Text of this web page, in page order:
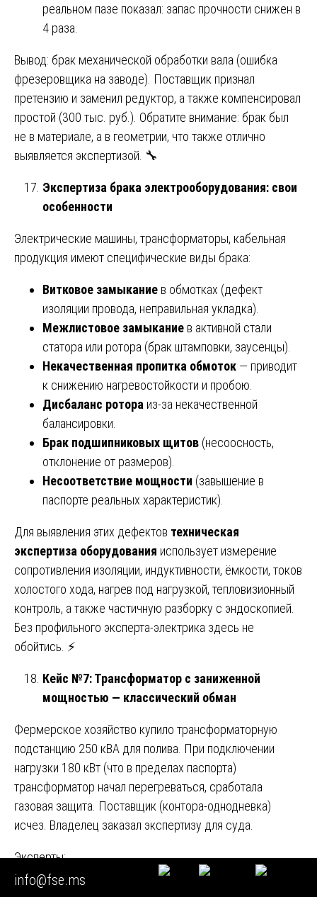
реальном пазе показал: запас прочности снижен в
4 раза.
Вывод: брак механической обработки вала (ошибка
фрезеровщика на заводе). Поставщик признал
претензию и заменил редуктор, а также компенсировал
простой (300 тыс. руб.). Обратите внимание: брак был
не в материале, а в геометрии, что также отлично
выявляется экспертизой. 🔧
Экспертиза брака электрооборудования: свои
особенности
Электрические машины, трансформаторы, кабельная
продукция имеют специфические виды брака:
Витковое замыкание в обмотках (дефект
изоляции провода, неправильная укладка).
Межлистовое замыкание в активной стали
статора или ротора (брак штамповки, заусенцы).
Некачественная пропитка обмоток — приводит
к снижению нагревостойкости и пробою.
Дисбаланс ротора из-за некачественной
балансировки.
Брак подшипниковых щитов (несоосность,
отклонение от размеров).
Несоответствие мощности (завышение в
паспорте реальных характеристик).
Для выявления этих дефектов техническая
экспертиза оборудования использует измерение
сопротивления изоляции, индуктивности, ёмкости, токов
холостого хода, нагрев под нагрузкой, тепловизионный
контроль, а также частичную разборку с эндоскопией.
Без профильного эксперта-электрика здесь не
обойтись. ⚡
Кейс №7: Трансформатор с заниженной
мощностью — классический обман
Фермерское хозяйство купило трансформаторную
подстанцию 250 кВА для полива. При подключении
нагрузки 180 кВт (что в пределах паспорта)
трансформатор начал перегреваться, сработала
газовая защита. Поставщик (контора-однодневка)
исчез. Владелец заказал экспертизу для суда.
Эксперты:
Провели испытание трансформатора холостым
info@fse.ms